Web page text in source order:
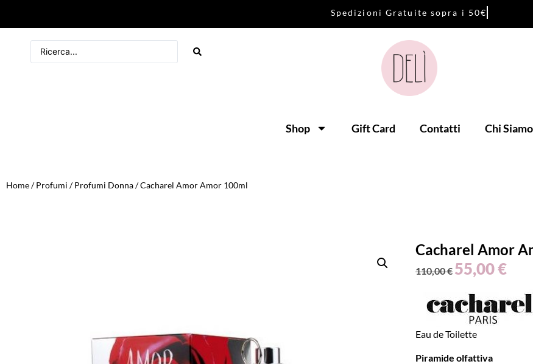
Sped izi on i Gratu ite sopra i 50€
Shop Gift Card Contatti Chi Siamo
Home/Profumi /Profumi Donna/ Cacharel Amor Amor 100ml
Cacharel Amor
110,00€ 55,00€
Eau de Toilette
Piramide olfattiva